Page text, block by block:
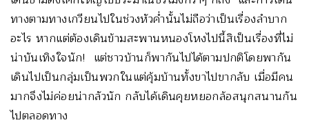
ทางตามทางเกวียนไปในช่วงหัวค่ำนั้นไม่ถือว่าเป็นเรื่องลำบาก
อะไร หากแต่ต้องเดินข้ามสะพานหนองโหงไปนี้สิเป็นเรื่องที่ไม่
น่าบันเทิงใจนัก! แต่ชาวบ้านก็พากันไปได้ตามปกติโดยพากัน
เดินไปเป็นกลุ่มเป็นพวกในแต่คุ้มบ้านทั้งขาไปขากลับ เมื่อมีคน
มากจึงไม่ค่อยน่ากลัวนัก กลับได้เดินคุยหยอกล้อสนุกสนานกัน
ไปตลอดทาง